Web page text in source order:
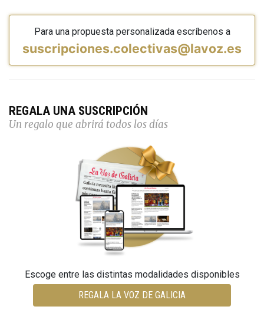
Para una propuesta personalizada escríbenos a
suscripciones.colectivas@lavoz.es
REGALA UNA SUSCRIPCIÓN
Un regalo que abrirá todos los días
Escoge entre las distintas modalidades disponibles
REGALA LA VOZ DE GALICIA